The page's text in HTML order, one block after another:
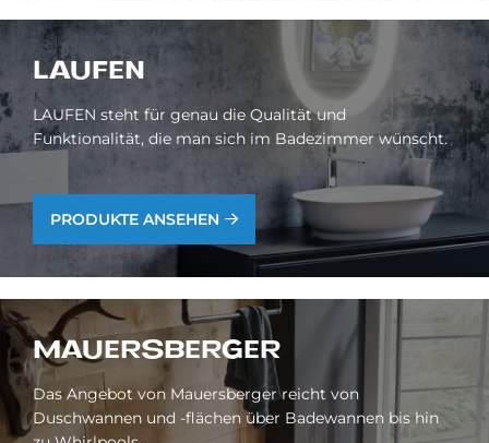
LAU­FEN
LAUFEN steht für genau die Qualität und
Funktionalität, die man sich im Badezimmer wünscht.
PRODUKTE ANSEHEN
MAU­ERS­BER­GER
Das Angebot von Mauersberger reicht von
Duschwannen und -flächen über Badewannen bis hin